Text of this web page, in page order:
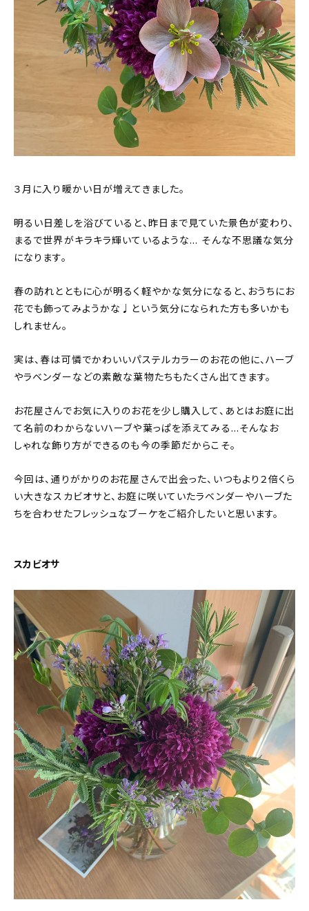
会社概要
プライバシーポリシー
３月に入り暖かい日が増えてきました。
明るい日差しを浴びていると、昨日まで見ていた景色が変わり、
まるで世界がキラキラ輝いているような… そんな不思議な気分
になります。
春の訪れとともに心が明るく軽やかな気分になると、おうちにお
花でも飾ってみようかな♩という気分になられた方も多いかも
しれません。
実は、春は可憐でかわいいパステルカラーのお花の他に、ハーブ
やラベンダーなどの素敵な葉物たちもたくさん出てきます。
お花屋さんでお気に入りのお花を少し購入して、あとはお庭に出
て名前のわからないハーブや葉っぱを添えてみる…そんなお
しゃれな飾り方ができるのも今の季節だからこそ。
今回は、通りがかりのお花屋さんで出会った、いつもより２倍くら
い大きなスカビオサと、お庭に咲いていたラベンダーやハーブた
ちを合わせたフレッシュなブーケをご紹介したいと思います。
スカビオサ